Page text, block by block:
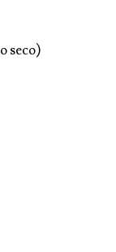
seco)